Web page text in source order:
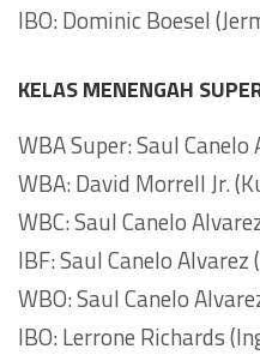
IBO: Dominic Boesel
KELAS MENENGAH
WBA Super: Saul
WBA: David Morrell Jr.
WBC: Saul Canelo
IBF: Saul Canelo Alvarez
WBO: Saul Canelo
IBO: Lerrone Richards